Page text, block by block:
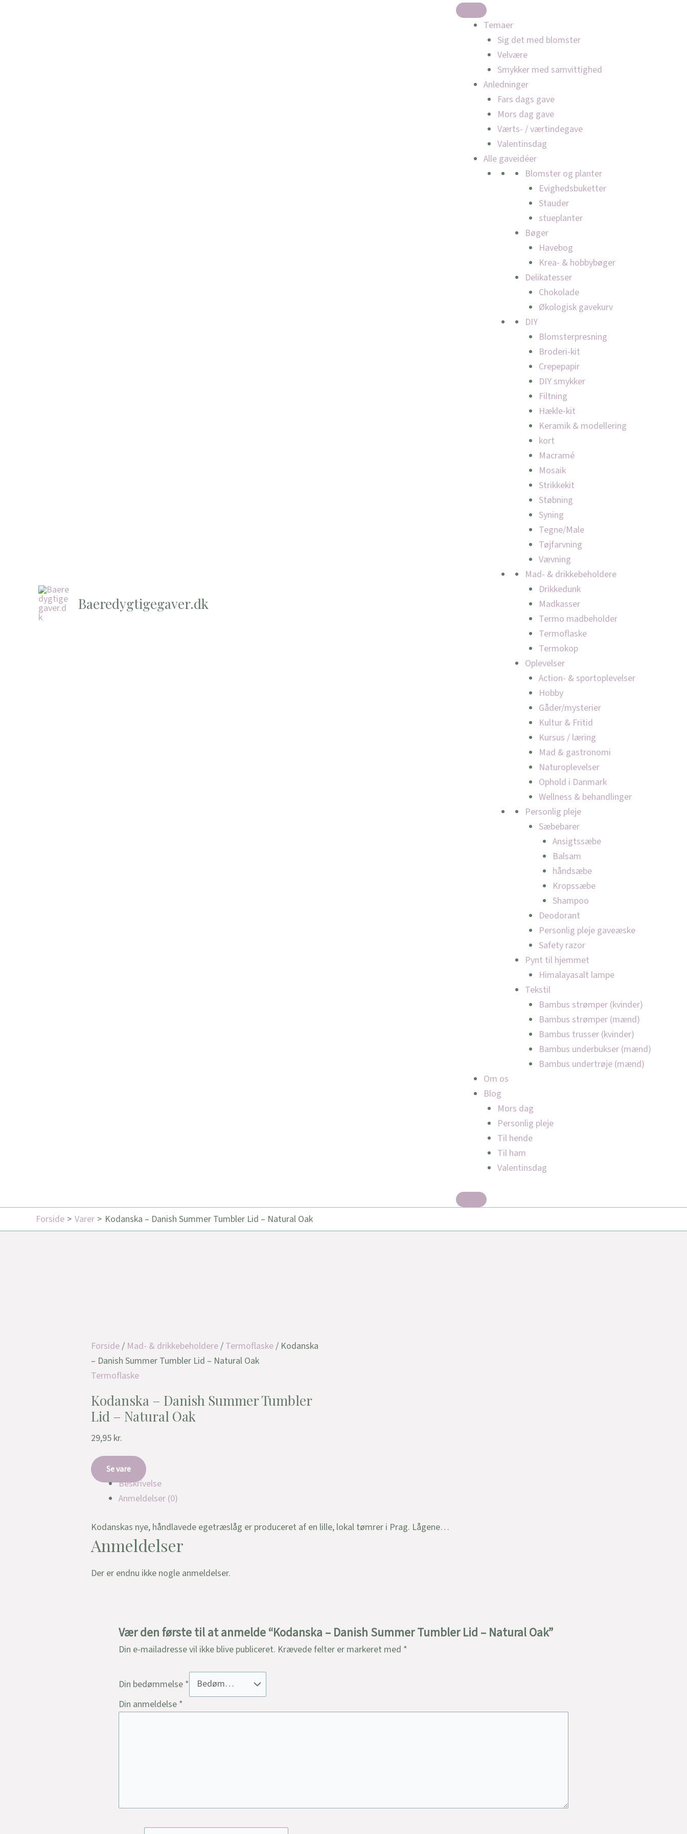
Baeredygtigegaver.dk
Temaer
Sig det med blomster
Velvære
Smykker med samvittighed
Anledninger
Fars dags gave
Mors dag gave
Værts- / værtindegave
Valentinsdag
Alle gaveidéer
Blomster og planter
Evighedsbuketter
Stauder
stueplanter
Bøger
Havebog
Krea- & hobbybøger
Delikatesser
Chokolade
Økologisk gavekurv
DIY
Blomsterpresning
Broderi-kit
Crepepapir
DIY smykker
Filtning
Hækle-kit
Keramik & modellering
kort
Macramé
Mosaik
Strikkekit
Støbning
Syning
Tegne/Male
Tøjfarvning
Vævning
Mad- & drikkebeholdere
Drikkedunk
Madkasser
Termo madbeholder
Termoflaske
Termokop
Oplevelser
Action- & sportoplevelser
Hobby
Gåder/mysterier
Kultur & Fritid
Kursus / læring
Mad & gastronomi
Naturoplevelser
Ophold i Danmark
Wellness & behandlinger
Personlig pleje
Sæbebarer
Ansigtssæbe
Balsam
håndsæbe
Kropssæbe
Shampoo
Deodorant
Personlig pleje gaveæske
Safety razor
Pynt til hjemmet
Himalayasalt lampe
Tekstil
Bambus strømper (kvinder)
Bambus strømper (mænd)
Bambus trusser (kvinder)
Bambus underbukser (mænd)
Bambus undertrøje (mænd)
Om os
Blog
Mors dag
Personlig pleje
Til hende
Til ham
Valentinsdag
Forside Varer Kodanska – Danish Summer Tumbler Lid – Natural Oak
Forside/ Mad- & drikkebeholdere/ Termoflaske/ Kodanska
– Danish Summer Tumbler Lid – Natural Oak
Termoflaske
Kodanska – Danish Summer Tumbler
Lid – Natural Oak
29,95 kr.
Se vare
Beskrivelse
Anmeldelser (0)
Kodanskas nye, håndlavede egetræslåg er produceret af en lille, lokal tømrer i Prag. Lågene…
Anmeldelser
Der er endnu ikke nogle anmeldelser.
Vær den første til at anmelde “Kodanska – Danish Summer Tumbler Lid – Natural Oak”
Din e-mailadresse vil ikke blive publiceret. Krævede felter er markeret med *
Din bedømmelse *
Din anmeldelse *